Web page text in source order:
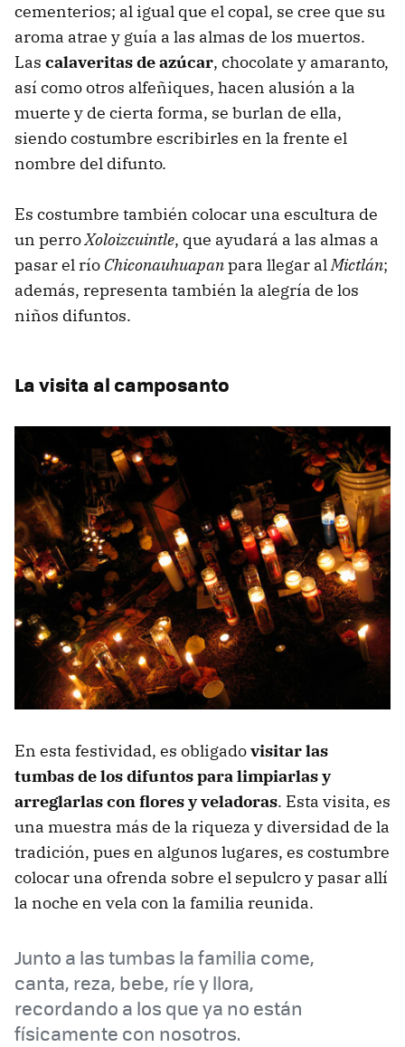
cementerios; al igual que el copal, se cree que su
aroma atrae y guía a las almas de los muertos.
Las calaveritas de azúcar, chocolate y amaranto,
así como otros alfeñiques, hacen alusión a la
muerte y de cierta forma, se burlan de ella,
siendo costumbre escribirles en la frente el
nombre del difunto.
Es costumbre también colocar una escultura de
un perroXoloizcuintle, que ayudará a las almas a
pasar el río Chiconauhuapanpara llegar alMictlán;
además, representa también la alegría de los
niños difuntos.
La visita al camposanto
En esta festividad, es obligadovisitar las
tumbas de los difuntos para limpiarlas y
arreglarlas con flores y veladoras. Esta visita, es
una muestra más de la riqueza y diversidad de la
tradición, pues en algunos lugares, es costumbre
colocar una ofrenda sobre el sepulcro y pasar allí
la noche en vela con la familia reunida.
Junto a las tumbas la familia come,
canta, reza, bebe, ríe y llora,
recordando a los que ya no están
físicamente con nosotros.